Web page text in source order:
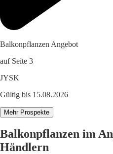
Balkonpflanzen Angebot
auf Seite 3
JYSK
Gültig bis 15.08.2026
Mehr Prospekte
Balkonpflanzen im
Händlern